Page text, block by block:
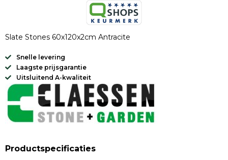
Slate Stones 60x120x2cm Antracite
Snelle levering
Laagste prijsgarantie
Uitsluitend A-kwaliteit
Productspecificaties